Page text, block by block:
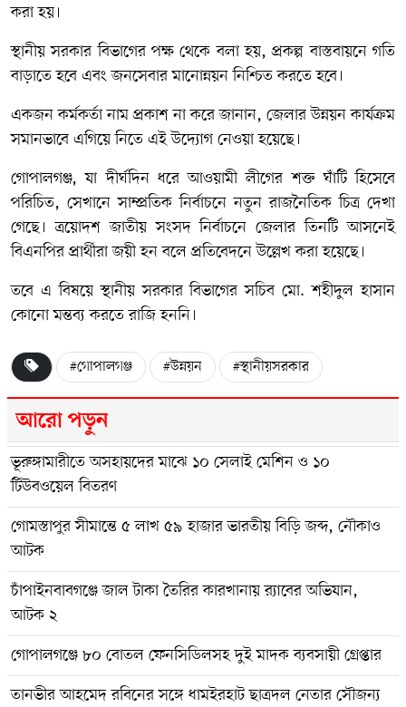
করা হয়।
স্থানীয় সরকার বিভাগের পক্ষ থেকে বলা হয়, প্রকল্প বাস্তবায়নে গতি
বাড়াতে হবে এবং জনসেবার মানোন্নয়ন নিশ্চিত করতে হবে।
একজন কর্মকর্তা নাম প্রকাশ না করে জানান, জেলার উন্নয়ন কার্যক্রম
সমানভাবে এগিয়ে নিতে এই উদ্যোগ নেওয়া হয়েছে।
গোপালগঞ্জ, যা দীর্ঘদিন ধরে আওয়ামী লীগের শক্ত ঘাঁটি হিসেবে
পরিচিত, সেখানে সাম্প্রতিক নির্বাচনে নতুন রাজনৈতিক চিত্র দেখা
গেছে। ত্রয়োদশ জাতীয় সংসদ নির্বাচনে জেলার তিনটি আসনেই
বিএনপির প্রার্থীরা জয়ী হন বলে প্রতিবেদনে উল্লেখ করা হয়েছে।
তবে এ বিষয়ে স্থানীয় সরকার বিভাগের সচিব মো. শহীদুল হাসান
কোনো মন্তব্য করতে রাজি হননি।
#গোপালগঞ্জ #উন্নয়ন #স্থানীয়সরকার
আরো পড়ুন
ভূরুঙ্গামারীতে অসহায়দের মাঝে ১০ সেলাই মেশিন ও ১০
টিউবওয়েল বিতরণ
গোমস্তাপুর সীমান্তে ৫ লাখ ৫৯ হাজার ভারতীয় বিড়ি জব্দ, নৌকাও
আটক
চাঁপাইনবাবগঞ্জে জাল টাকা তৈরির কারখানায় র‌্যাবের অভিযান,
আটক ২
গোপালগঞ্জে ৮০ বোতল ফেনসিডিলসহ দুই মাদক ব্যবসায়ী গ্রেপ্তার
তানভীর আহমেদ রবিনের সঙ্গে ধামইরহাট ছাত্রদল নেতার সৌজন্য